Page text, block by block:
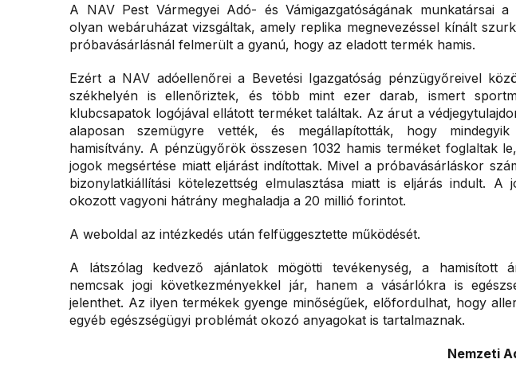
A NAV Pest Vármegyei Adó- és Vámigazgatóságának munkatársai
olyan webáruházat vizsgáltak, amely replika megnevezéssel kínált
próbavásárlásnál felmerült a gyanú, hogy az eladott termék hamis.
Ezért a NAV adóellenőrei a Bevetési Igazgatóság pénzügyőreivel
székhelyén is ellenőriztek, és több mint ezer darab, ismert
klubcsapatok logójával ellátott terméket találtak. Az árut a
alaposan szemügyre vették, és megállapították, hogy
hamisítvány. A pénzügyőrök összesen 1032 hamis terméket foglaltak
jogok megsértése miatt eljárást indítottak. Mivel a próbavásárláskor
bizonylatkiállítási kötelezettség elmulasztása miatt is eljárás indult. A
okozott vagyoni hátrány meghaladja a 20 millió forintot.
A weboldal az intézkedés után felfüggesztette működését.
A látszólag kedvező ajánlatok mögötti tevékenység, a hamisított
nemcsak jogi következményekkel jár, hanem a vásárlókra is
jelenthet. Az ilyen termékek gyenge minőségűek, előfordulhat, hogy
egyéb egészségügyi problémát okozó anyagokat is tartalmaznak.
Nemzeti